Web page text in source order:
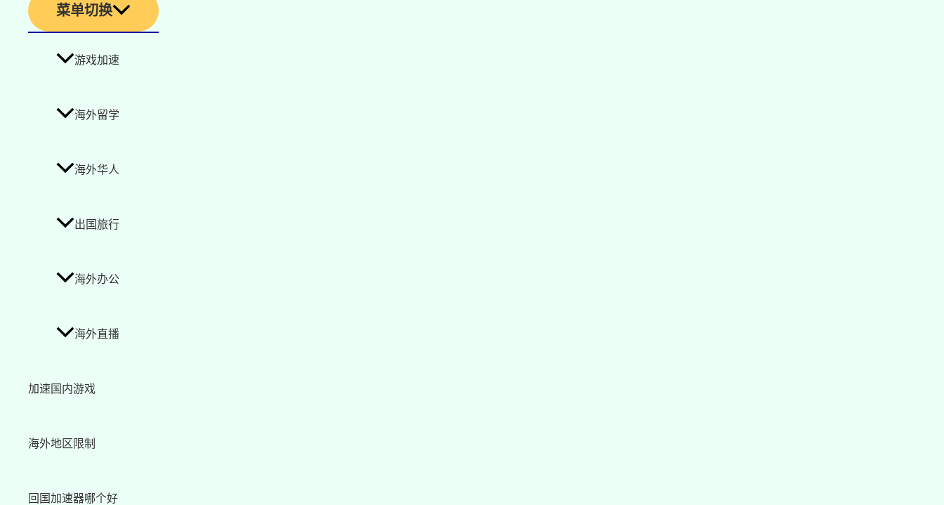
菜单切换
游戏加速
海外留学
海外华人
出国旅行
海外办公
海外直播
加速国内游戏
海外地区限制
回国加速器哪个好